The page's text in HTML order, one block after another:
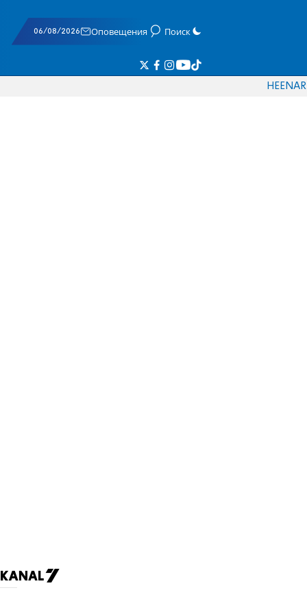
06/08/2026 Оповещения Поиск
HEENAR